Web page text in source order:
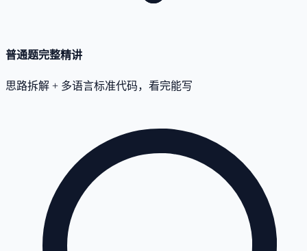
普通题完整精讲
思路拆解 + 多语言标准代码，看完能写